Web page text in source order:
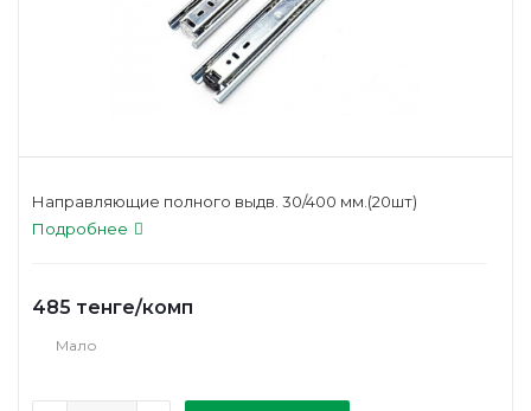
Направляющие полного выдв. 30/400 мм.(20шт)
Подробнее
485 тенге/комп
Мало